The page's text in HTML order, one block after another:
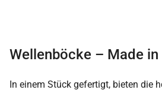
Wellenböcke – Made in
In einem Stück gefertigt, bieten die